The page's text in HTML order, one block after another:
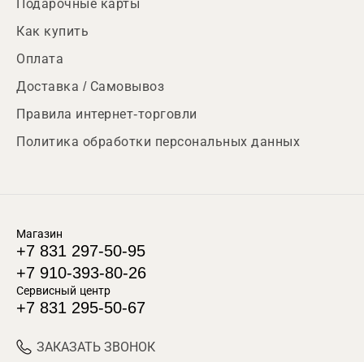
Подарочные карты
Как купить
Оплата
Доставка / Самовывоз
Правила интернет-торговли
Политика обработки персональных данных
Магазин
+7 831 297-50-95
+7 910-393-80-26
Сервисный центр
+7 831 295-50-67
ЗАКАЗАТЬ ЗВОНОК